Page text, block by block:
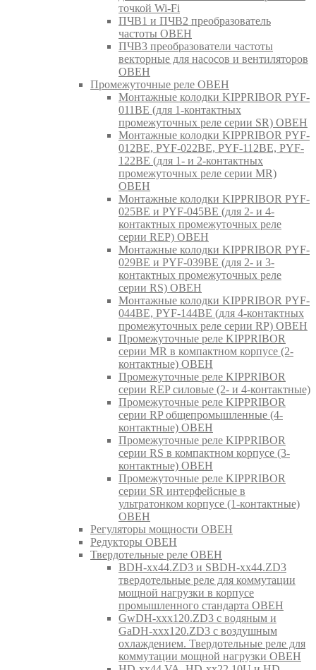
точкой Wi-Fi
ПЧВ1 и ПЧВ2 преобразователь
частоты ОВЕН
ПЧВ3 преобразователи частоты
векторные для насосов и вентиляторов
ОВЕН
Промежуточные реле ОВЕН
Монтажные колодки KIPPRIBOR PYF-
011BE (для 1-контактных
промежуточных реле серии SR) ОВЕН
Монтажные колодки KIPPRIBOR PYF-
012BE, PYF-022BE, PYF-112BE, PYF-
122BE (для 1- и 2-контактных
промежуточных реле серии MR)
ОВЕН
Монтажные колодки KIPPRIBOR PYF-
025BE и PYF-045BE (для 2- и 4-
контактных промежуточных реле
серии REP) ОВЕН
Монтажные колодки KIPPRIBOR PYF-
029BE и PYF-039BE (для 2- и 3-
контактных промежуточных реле
серии RS) ОВЕН
Монтажные колодки KIPPRIBOR PYF-
044BE, PYF-144BE (для 4-контактных
промежуточных реле серии RP) ОВЕН
Промежуточные реле KIPPRIBOR
серии MR в компактном корпусе (2-
контактные) ОВЕН
Промежуточные реле KIPPRIBOR
серии REP силовые (2- и 4-контактные)
Промежуточные реле KIPPRIBOR
серии RP общепромышленные (4-
контактные) ОВЕН
Промежуточные реле KIPPRIBOR
серии RS в компактном корпусе (3-
контактные) ОВЕН
Промежуточные реле KIPPRIBOR
серии SR интерфейсные в
ультратонком корпусе (1-контактные)
ОВЕН
Регуляторы мощности ОВЕН
Редукторы ОВЕН
Твердотельные реле ОВЕН
BDH-xx44.ZD3 и SBDH-xx44.ZD3
твердотельные реле для коммутации
мощной нагрузки в корпусе
промышленного стандарта ОВЕН
GwDH-xxx120.ZD3 с водяным и
GaDH-xxx120.ZD3 с воздушным
охлаждением. Твердотельные реле для
коммутации мощной нагрузки ОВЕН